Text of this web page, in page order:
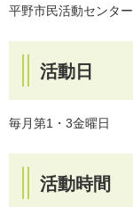
平野市民活動センター
活動日
毎月第1・3金曜日
活動時間